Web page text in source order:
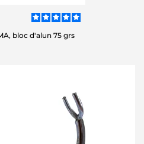
bloc d'alun 75 grs